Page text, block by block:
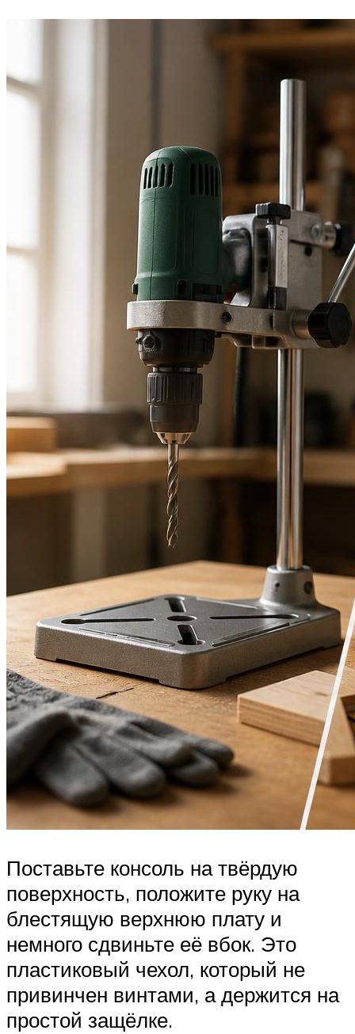
Поставьте консоль на твёрдую
поверхность, положите руку на
блестящую верхнюю плату и
немного сдвиньте её вбок. Это
пластиковый чехол, который не
привинчен винтами, а держится на
простой защёлке.